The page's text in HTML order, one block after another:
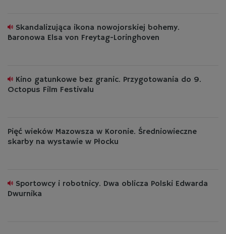
Skandalizująca ikona nowojorskiej bohemy.
Baronowa Elsa von Freytag-Loringhoven
Kino gatunkowe bez granic. Przygotowania do 9.
Octopus Film Festivalu
Pięć wieków Mazowsza w Koronie. Średniowieczne
skarby na wystawie w Płocku
Sportowcy i robotnicy. Dwa oblicza Polski Edwarda
Dwurnika